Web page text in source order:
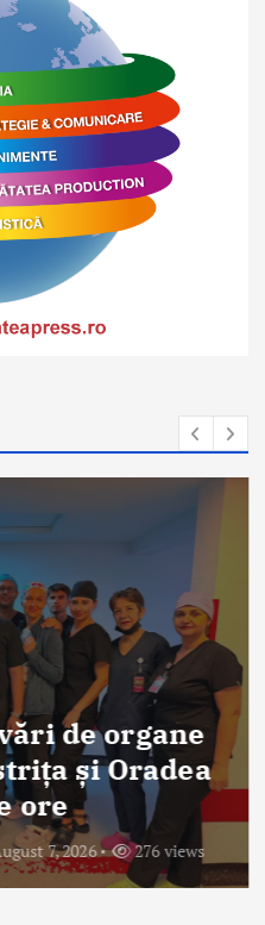
de organe
și Oradea
ore
7, 2026 276 views